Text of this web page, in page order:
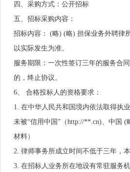
四、采购方式：公开招标
五、招标采购内容：
招标内容： (略) (略) 担保业务外聘律
以实际发生为准。
服务期限：一次性签订三年的服务合
的，终止协议。
6、 合格投标人的资格要求：
1. 在中华人民共和国境内依法取得执
未被“信用中国”（http://**.cn)、中国
材料）
2. 律师事务所成立时间不低于三年，
3. 在招标人业务所在地设有常驻服务